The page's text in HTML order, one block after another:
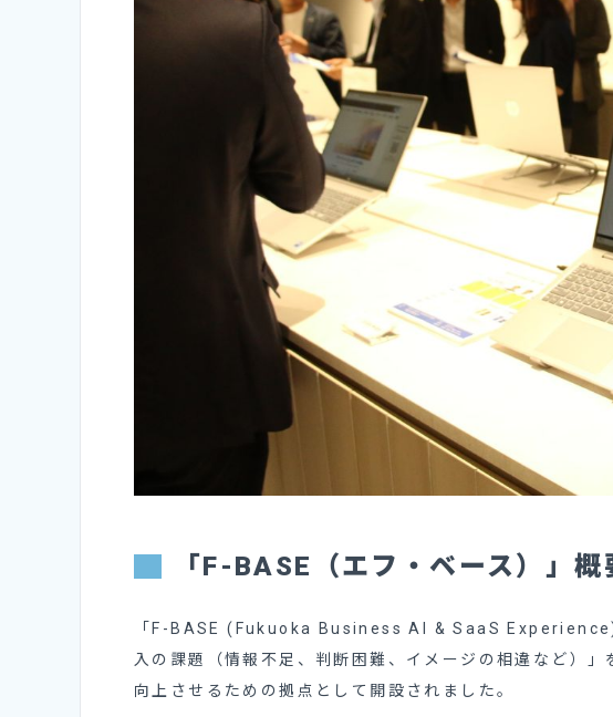
「F-BASE（エフ・ベース）」概
「F-BASE (Fukuoka Business AI & SaaS Experience)
入の課題（情報不足、判断困難、イメージの相違など）
向上させるための拠点として開設されました。